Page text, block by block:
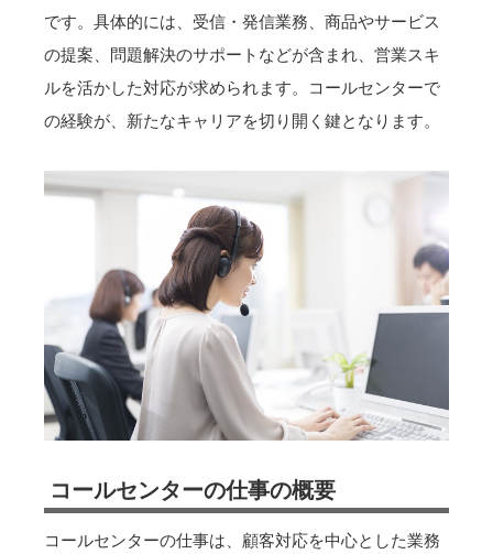
です。具体的には、受信・発信業務、商品やサービス
の提案、問題解決のサポートなどが含まれ、営業スキ
ルを活かした対応が求められます。コールセンターで
の経験が、新たなキャリアを切り開く鍵となります。
コールセンターの仕事の概要
コールセンターの仕事は、顧客対応を中心とした業務